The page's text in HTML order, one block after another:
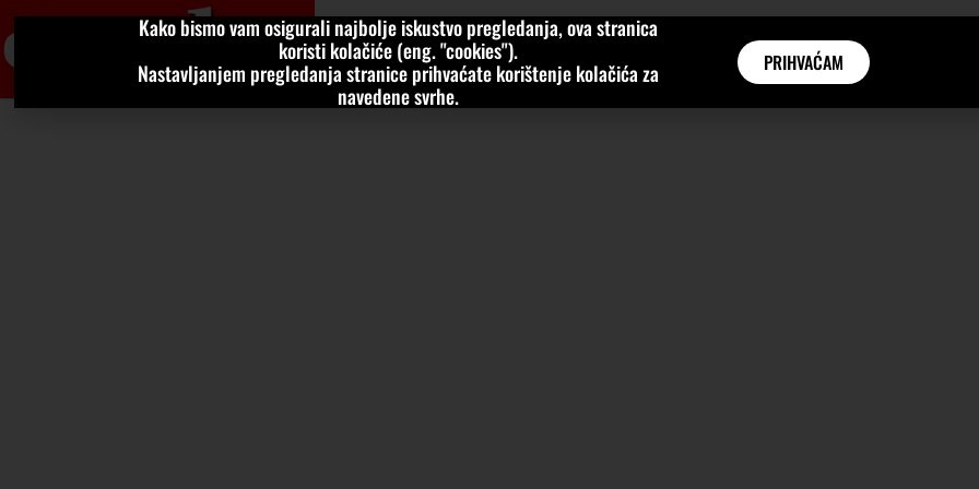
VIJESTI KOLUMNE KATEGORIJE INTERVJUI AKTUALNO
Kako bismo vam osigurali najbolje iskustvo pregledanja, ova stranica
koristi kolačiće (eng. "cookies").
Nastavljanjem pregledanja stranice prihvaćate korištenje kolačića za
navedene svrhe.
PRIHVAĆAM